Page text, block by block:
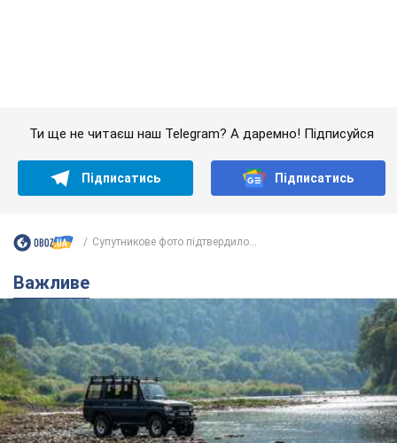
Значні штрафи і спеціальні полігони: як
проблему джипінгу вирішують за кордоном
Україні не завадить взяти приклад із країн Європи
8.08.2026 05:10 2,3 т.
На Прикарпатті після аномальної
спеки пройшла потужна злива: